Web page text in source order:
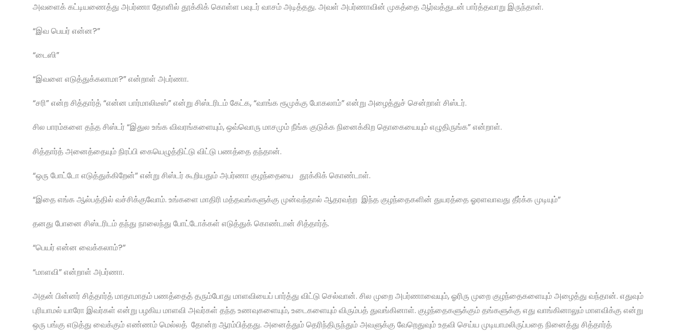
அவளைக் கட்டியணைத்து அபர்ணா தோளில் தூக்கிக் கொள்ள பவுடர் வாசம் அடித்தது. அவள் அபர்ணாவின் முகத்தை ஆர்வத்துடன் பார்த்தவாறு இருந்தாள்.
“இவ பெயர் என்ன?”
“டைஸி”
“இவளை எடுத்துக்கலாமா?” என்றாள் அபர்ணா.
“சரி” என்ற சித்தார்த் “என்ன பார்மாலிடீஸ்” என்று சிஸ்டரிடம் கேட்க, “வாங்க ரூமுக்கு போகலாம்” என்று அழைத்துச் சென்றாள் சிஸ்டர்.
சில பாரம்களை தந்த சிஸ்டர் “இதுல உங்க விவரங்களையும், ஒவ்வொரு மாசமும் நீங்க குடுக்க நினைக்கிற தொகையையும் எழுதிருங்க” என்றாள்.
சித்தார்த் அனைத்தையும் நிரப்பி கையெழுத்திட்டு விட்டு பணத்தை தந்தான்.
“ஒரு போட்டோ எடுத்துக்கிறேன்” என்று சிஸ்டர் கூறியதும் அபர்ணா குழந்தையை தூக்கிக் கொண்டாள்.
“இதை எங்க ஆல்பத்தில் வச்சிக்குவோம். உங்களை மாதிரி மத்தவங்களுக்கு முன்வந்தால் ஆதரவற்ற இந்த குழந்தைகளின் துயரத்தை ஓரளவாவது தீர்க்க முடியும்”
தனது போனை சிஸ்டரிடம் தந்து நாலைந்து போட்டோக்கள் எடுத்துக் கொண்டான் சித்தார்த்.
“பெயர் என்ன வைக்கலாம்?”
“மாளவி” என்றாள் அபர்ணா.
அதன் பின்னர் சித்தார்த் மாதாமாதம் பணத்தைத் தரும்போது மாளவியைப் பார்த்து விட்டு செல்வான். சில முறை அபர்ணாவையும், ஓரிரு முறை குழந்தைகளையும் அழைத்து வந்தான். எதுவும்
புரியாமல் யாரோ இவர்கள் என்று பழகிய மாளவி அவர்கள் தந்த உணவுகளையும், உடைகளையும் விரும்பத் துவங்கினாள். குழந்தைகளுக்கும் தங்களுக்கு எது வாங்கினாலும் மாளவிக்கு என்று
ஒரு பங்கு எடுத்து வைக்கும் எண்ணம் மெல்லத் தோன்ற ஆரம்பித்தது. அனைத்தும் தெரிந்திருந்தும் அவளுக்கு வேறெதுவும் உதவி செய்ய முடியாமலிருப்பதை நினைத்து சித்தார்த்